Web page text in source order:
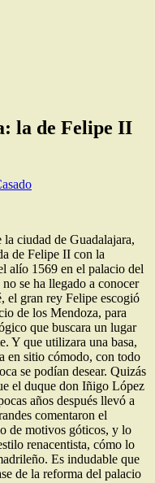
la de Felipe II
la ciudad de Guadalajara,
de Felipe II con la
alío 1569 en el palacio del
se ha llegado a conocer
el gran rey Felipe escogió
de los Mendoza, para
que buscara un lugar
Y que utilizara una basa,
en sitio cómodo, con todo
se podían desear. Quizás
el duque don Iñigo ­López
años después llevó a
comentaron el
de motivos góticos, y lo
renacentista, cómo lo
Es indudable que
de la reforma del palacio